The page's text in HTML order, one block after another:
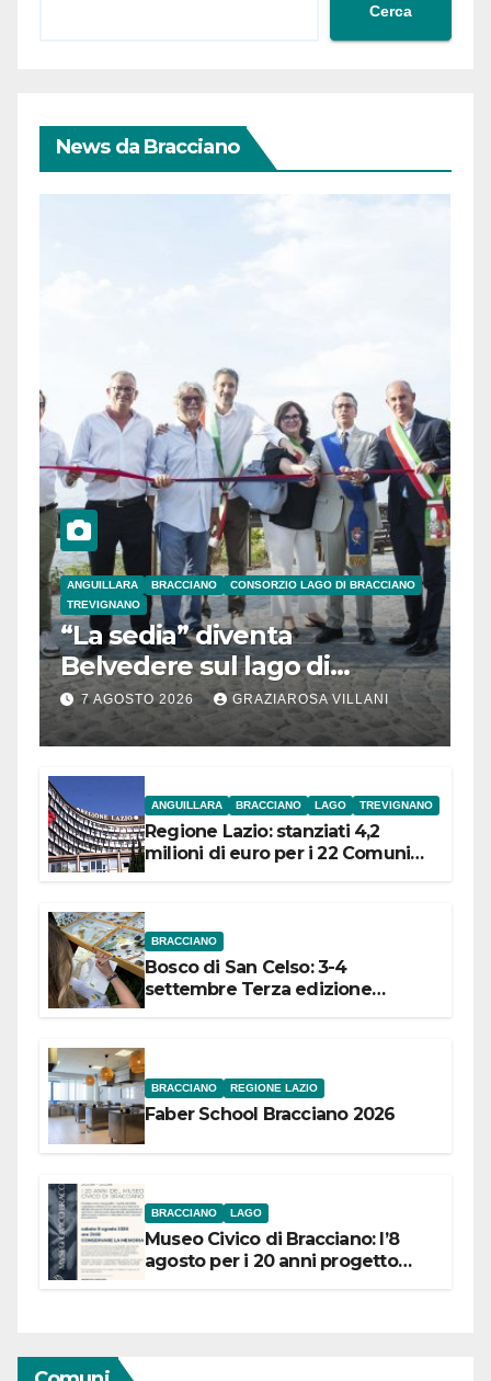
Cerca
News da Bracciano
ANGUILLARA BRACCIANO
CONSORZIO LAGO DI BRACCIANO
TREVIGNANO
“La sedia” diventa
Belvedere sul lago di
Bracciano: ieri
l’inaugurazione
7 AGOSTO 2026 GRAZIAROSA VILLANI
ANGUILLARA BRACCIANO LAGO TREVIGNANO
Regione Lazio: stanziati 4,2
milioni di euro per i 22 Comuni
BRACCIANO
Bosco di San Celso: 3-4
settembre Terza edizione
BRACCIANO REGIONE LAZIO
Faber School Bracciano 2026
BRACCIANO LAGO
Museo Civico di Bracciano: l’8
agosto per i 20 anni progetto